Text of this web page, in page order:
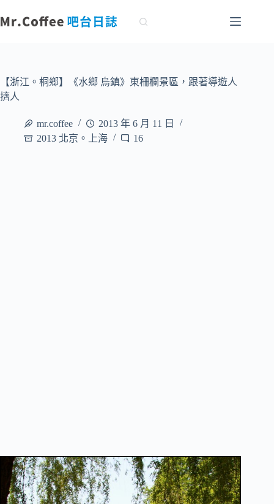
至
容【浙江。桐鄉】《水鄉 烏鎮》東柵欄景區，跟著導遊人
擠人
mr.coffee
2013 年 6 月 11 日
2013 北京。上海
16